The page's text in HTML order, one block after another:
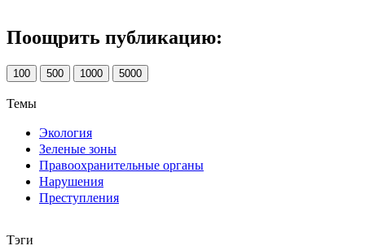
Поощрить публикацию:
100 500 1000 5000
Темы
Экология
Зеленые зоны
Правоохранительные органы
Нарушения
Преступления
Тэги